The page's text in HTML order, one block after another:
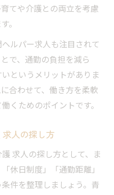
てや介護との両立を考慮
。
ルパー求人も注目されて
で、通勤の負担を減ら
というメリットがありま
合わせて、働き方を柔軟
くためのポイントです。
人の探し方
求人の探し方として、ま
休日制度」「通勤距離」
件を整理しましょう。青